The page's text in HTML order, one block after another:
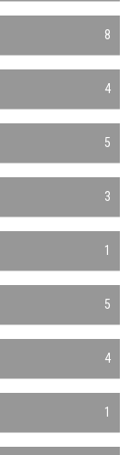
8
4
5
3
1
5
4
1